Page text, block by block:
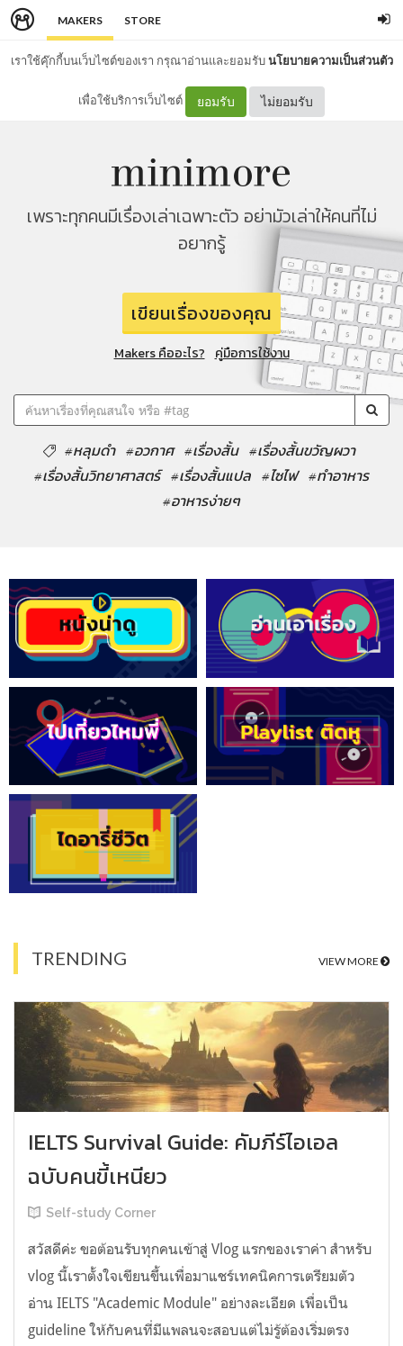
MAKERS STORE
เราใช้คุ๊กกี้บนเว็บไซต์ของเรา กรุณาอ่านและยอมรับนโยบายความเป็นส่วนตัว
เพื่อใช้บริการเว็บไซต์ ยอมรับ ไม่ยอมรับ
เพราะทุกคนมีเรื่องเล่าเฉพาะตัว อย่ามัวเล่าให้คนที่ไม่
อยากรู้
เขียนเรื่องของคุณ
Makers คืออะไร? คู่มือการใช้งาน
#หลุมดำ #อวกาศ #เรื่องสั้น #เรื่องสั้นขวัญผวา
#เรื่องสั้นวิทยาศาสตร์ #เรื่องสั้นแปล #ไซไฟ #ทำอาหาร
#อาหารง่ายๆ
TRENDING VIEW MORE
IELTS Survival Guide: คัมภีร์ไอเอล
ฉบับคนขี้เหนียว
Self-study Corner
สวัสดีค่ะ ขอต้อนรับทุกคนเข้าสู่ Vlog แรกของเราค่า สำหรับ
vlog นี้เราตั้งใจเขียนขึ้นเพื่อมาแชร์เทคนิคการเตรียมตัว
อ่าน IELTS "Academic Module" อย่างละเอียด เพื่อเป็น
guideline ให้กับคนที่มีแพลนจะสอบแต่ไม่รู้ต้องเริ่มตรง